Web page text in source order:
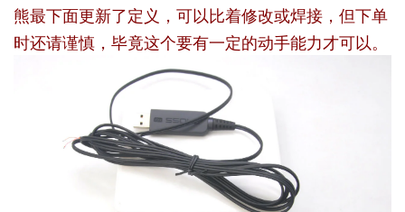
熊最下面更新了定义，可以比着修改或焊接，但下单
时还请谨慎，毕竟这个要有一定的动手能力才可以。